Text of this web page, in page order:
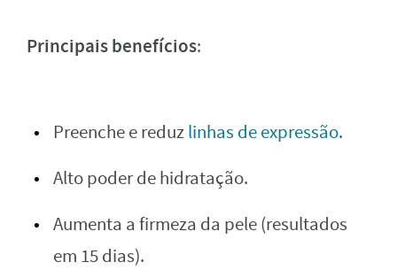
Principais benefícios:
Preenche e reduzlinhas de expressão.
Alto poder de hidratação.
Aumenta a firmeza da pele (resultados
em 15 dias).